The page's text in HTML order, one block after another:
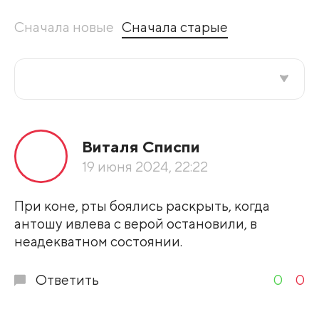
Сначала новые Сначала старые
По рейтингу
Развернуть все
Виталя Списпи
19 июня 2024, 22:22
При коне, рты боялись раскрыть, когда
антошу ивлева с верой остановили, в
неадекватном состоянии.
Ответить 0 0